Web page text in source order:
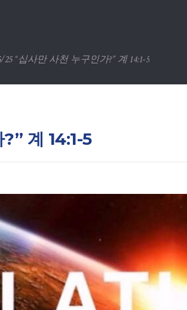
25 “십사만 사천 누구인가?” 계 14:1-5
계 14:1-5